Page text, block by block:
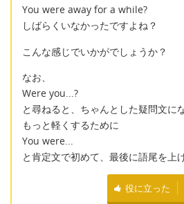
You were away for a while?
しばらくいなかったですよね？
こんな感じでいかがでしょうか？
なお、
Were you...?
と尋ねると、ちゃんとした疑問文に
もっと軽くするために
You were...
と肯定文で初めて、最後に語尾を上
役に立った